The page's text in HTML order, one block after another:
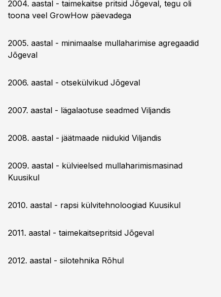
2004. aastal - taimekaitse pritsid Jõgeval, tegu oli
toona veel GrowHow päevadega
2005. aastal - minimaalse mullaharimise agregaadid
Jõgeval
2006. aastal - otsekülvikud Jõgeval
2007. aastal - lägalaotuse seadmed Viljandis
2008. aastal - jäätmaade niidukid Viljandis
2009. aastal - külvieelsed mullaharimismasinad
Kuusikul
2010. aastal - rapsi külvitehnoloogiad Kuusikul
2011. aastal - taimekaitsepritsid Jõgeval
2012. aastal - silotehnika Rõhul